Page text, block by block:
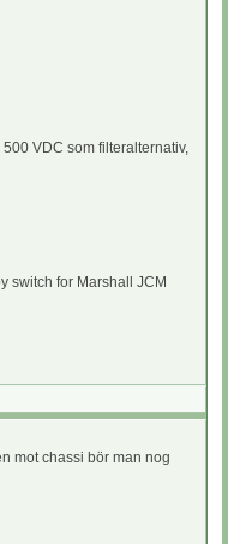
VDC som filteralternativ,
switch for Marshall JCM
mot chassi bör man nog